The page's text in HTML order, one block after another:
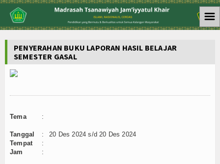
Berita
Agenda
☰
PENYERAHAN BUKU LAPORAN HASIL BELAJAR
SEMESTER GASAL
Tema :
Tanggal :
20 Des 2024 s/d 20 Des 2024
Tempat
:
Jam
: